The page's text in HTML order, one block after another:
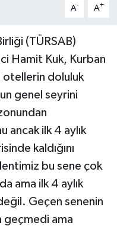
A- A+
(TÜRSAB)
Hamit Kuk, Kurban
otellerin doluluk
genel seyrini
ancak ilk 4 aylık
kaldığını
bu sene çok
ama ilk 4 aylık
Geçen senenin
geçmedi ama